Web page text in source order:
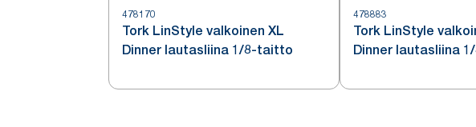
478170
Tork LinStyle valkoinen XL
Dinner lautasliina 1/8-taitto
478883
Tork LinStyle
Dinner lautasliina